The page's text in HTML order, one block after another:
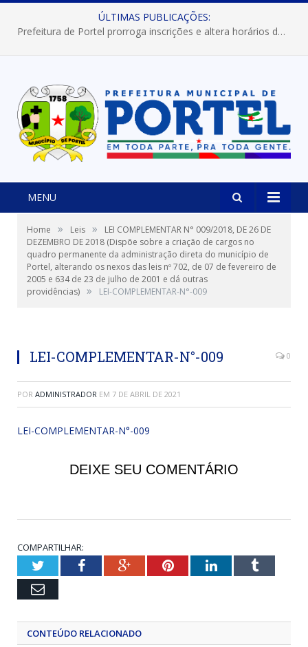
ÚLTIMAS PUBLICAÇÕES:
Prefeitura de Portel prorroga inscrições e altera horários dos concursos “Musa” e “Miss Mix Verão 2026”
MENU
Home » Leis »
LEI COMPLEMENTAR N° 009/2018, DE 26 DE
DEZEMBRO DE 2018 (Dispõe sobre a criação de cargos no
quadro permanente da administração direta do município de
Portel, alterando os nexos das leis nº 702, de 07 de fevereiro de
2005 e 634 de 23 de julho de 2001 e dá outras
providências) » LEI-COMPLEMENTAR-N°-009
LEI-COMPLEMENTAR-N°-009 0
POR ADMINISTRADOR EM 7 DE ABRIL DE 2021
LEI-COMPLEMENTAR-N°-009
DEIXE SEU COMENTÁRIO
COMPARTILHAR:
TwitterFacebookGoogle+PinterestLinkedInTumblr
Email
CONTEÚDO RELACIONADO